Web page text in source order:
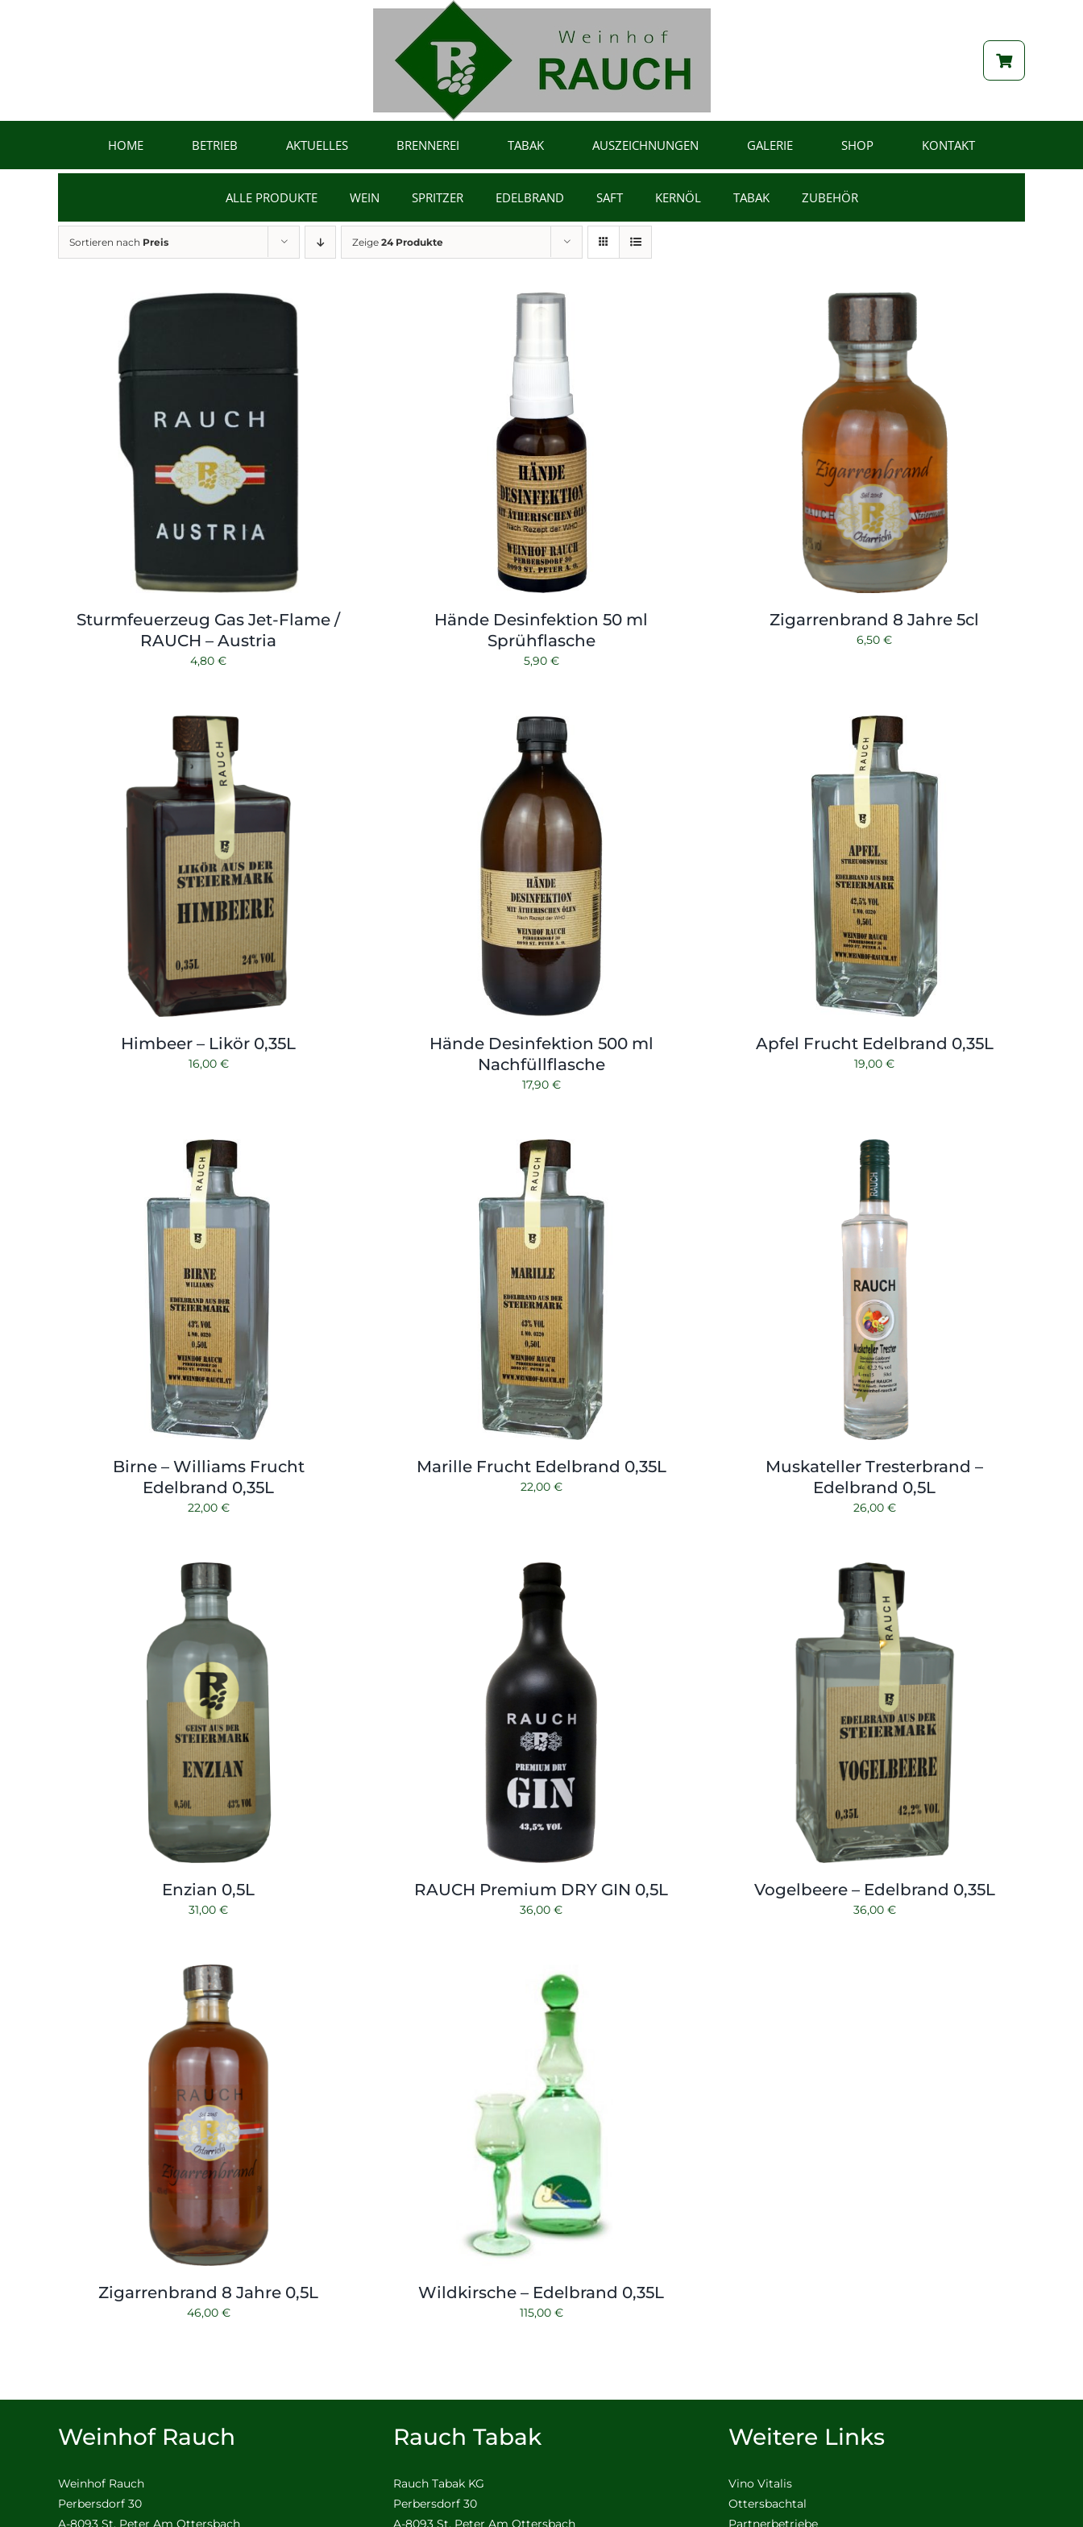
HOME BETRIEB AKTUELLES BRENNEREI TABAK AUSZEICHNUNGEN GALERIE SHOP KONTAKT
ALLE PRODUKTE WEIN SPRITZER EDELBRAND SAFT KERNÖL TABAK ZUBEHÖR
Sortieren nach Preis Zeige 24 Produkte
Sturmfeuerzeug Gas Jet-Flame /
RAUCH – Austria
4,80€
Hände Desinfektion 50 ml
Sprühflasche
5,90 €
Zigarrenbrand 8 Jahre 5cl
6,50€
Himbeer – Likör 0,35L
16,00 €
Hände Desinfektion 500 ml
Nachfüllflasche
17,90 €
Apfel Frucht Edelbrand 0,35L
19,00€
Birne – Williams Frucht
Edelbrand 0,35L
22,00 €
Marille Frucht Edelbrand 0,35L
22,00 €
Muskateller Tresterbrand –
Edelbrand 0,5L
26,00 €
Enzian 0,5L
31,00€
RAUCH Premium DRY GIN 0,5L
36,00€
Vogelbeere – Edelbrand 0,35L
36,00 €
Zigarrenbrand 8 Jahre 0,5L
46,00 €
Wildkirsche – Edelbrand 0,35L
115,00 €
Weinhof Rauch
Weinhof Rauch
Perbersdorf 30
A-8093 St. Peter Am Ottersbach
Rauch Tabak
Rauch Tabak KG
Perbersdorf 30
A-8093 St. Peter Am Ottersbach
Weitere Links
Vino Vitalis
Ottersbachtal
Partnerbetriebe